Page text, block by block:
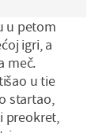
u petom
igri, a
meč.
u tie
startao,
preokret,